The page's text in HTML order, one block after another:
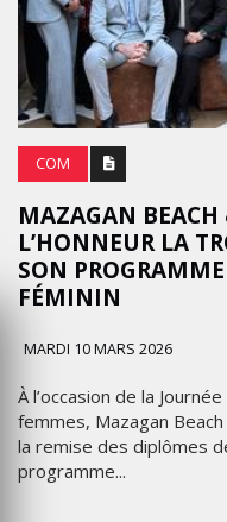
COM
MAZAGAN BEACH
L’HONNEUR LA
SON
FÉMININ
MARDI 10 MARS 2026
À l’occasion de la
femmes, Mazagan
la remise des diplômes
programme...